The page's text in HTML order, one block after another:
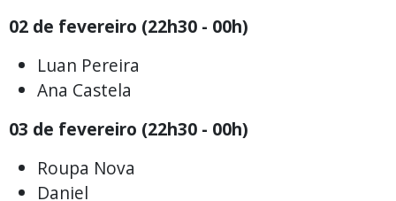
02 de fevereiro (22h30 - 00h)
Luan Pereira
Ana Castela
03 de fevereiro (22h30 - 00h)
Roupa Nova
Daniel